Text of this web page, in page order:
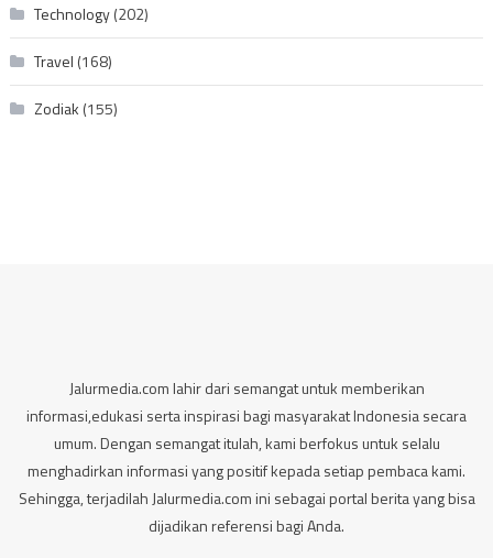
Technology(202)
Travel (168)
Zodiak (155)
Jalurmedia.com lahir dari semangat untuk memberikan
informasi,edukasi serta inspirasi bagi masyarakat Indonesia secara
umum. Dengan semangat itulah, kami berfokus untuk selalu
menghadirkan informasi yang positif kepada setiap pembaca kami.
Sehingga, terjadilah Jalurmedia.com ini sebagai portal berita yang bisa
dijadikan referensi bagi Anda.